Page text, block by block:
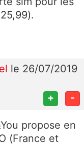
le 26/07/2019
+ -
propose en
(France et